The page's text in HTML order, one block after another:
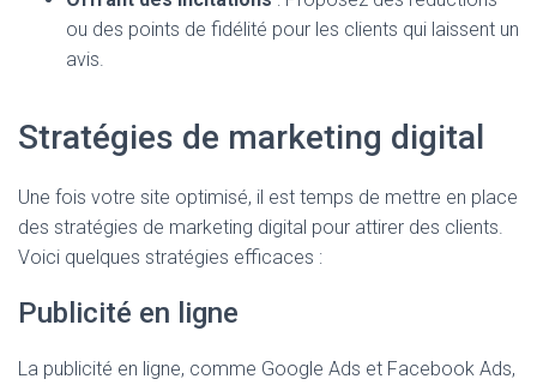
ou des points de fidélité pour les clients qui laissent un
avis.
Stratégies de marketing digital
Une fois votre site optimisé, il est temps de mettre en place
des stratégies de marketing digital pour attirer des clients.
Voici quelques stratégies efficaces :
Publicité en ligne
La publicité en ligne, comme Google Ads et Facebook Ads,